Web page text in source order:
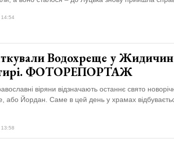
14:54
Водохреще у
ФОТОРЕПОРТАЖ
віряни відзначають останнє свято
або Йордан. Саме в цей день у храмах
13:58